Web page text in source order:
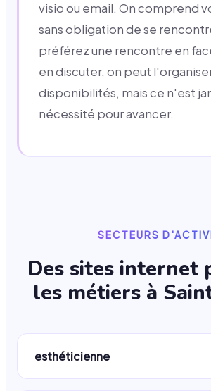
visio ou email. On comprend
sans obligation de se
préférez une rencontre en
en discuter, on peut
disponibilités, mais ce n'est
nécessité pour avancer.
SECTEURS
Des sites internet
les métiers à
esthéticienne